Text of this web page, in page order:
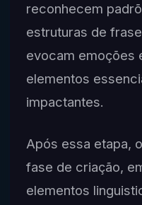
reconhecem
estruturas de
evocam emoções
elementos
impactantes.
Após essa etapa,
fase de criação,
elementos